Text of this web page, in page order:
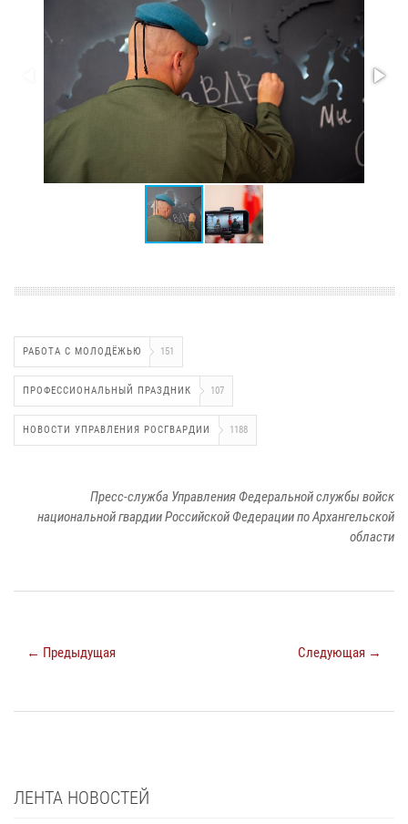
РАБОТА С МОЛОДЁЖЬЮ 151
ПРОФЕССИОНАЛЬНЫЙ ПРАЗДНИК 107
НОВОСТИ УПРАВЛЕНИЯ РОСГВАРДИИ 1188
Пресс-служба Управления Федеральной службы войск
национальной гвардии Российской Федерации по Архангельской
области
← Предыдущая Следующая →
ЛЕНТА НОВОСТЕЙ